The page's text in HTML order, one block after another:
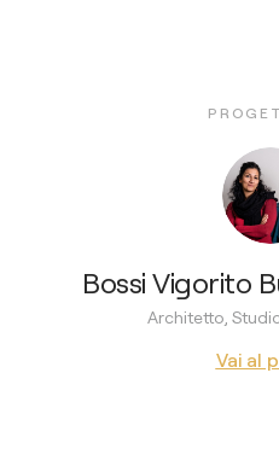
Bossi Vigorito
Architetto,
Vai al